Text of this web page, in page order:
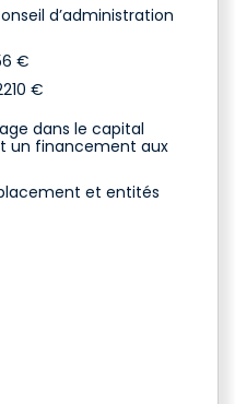
d’administration
€
€
dans le capital
un financement aux
et entités